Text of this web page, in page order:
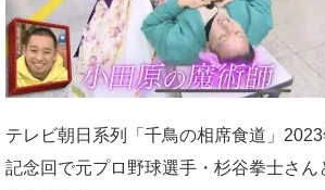
テレビ朝日系列「千鳥の相席食道」
記念回で元プロ野球選手・杉谷拳士さん